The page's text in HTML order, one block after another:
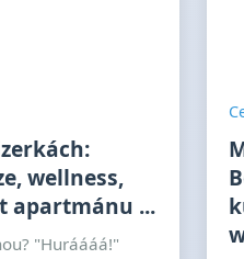
wellness,
apartmánu ...
"Huráááá!"